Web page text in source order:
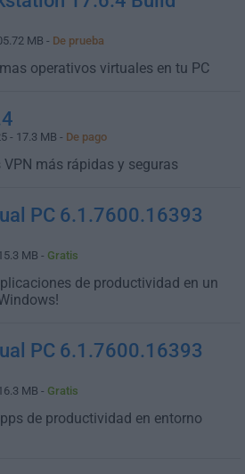
MB - De prueba
operativos virtuales en tu PC
- 17.3 MB - De pago
más rápidas y seguras
PC 6.1.7600.16393
MB - Gratis
de productividad en un
PC 6.1.7600.16393
MB - Gratis
de productividad en entorno